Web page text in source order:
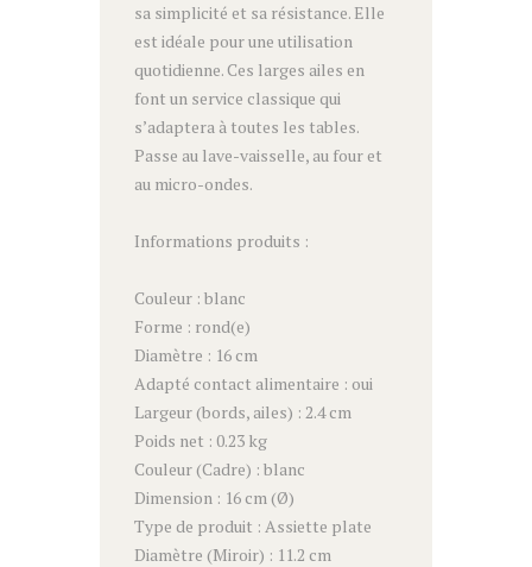
sa simplicité et sa résistance. Elle
est idéale pour une utilisation
quotidienne. Ces larges ailes en
font un service classique qui
s’adaptera à toutes les tables.
Passe au lave-vaisselle, au four et
au micro-ondes.
Informations produits :
Couleur : blanc
Forme : rond(e)
Diamètre : 16 cm
Adapté contact alimentaire : oui
Largeur (bords, ailes) : 2.4 cm
Poids net : 0.23 kg
Couleur (Cadre) : blanc
Dimension : 16 cm (Ø)
Type de produit : Assiette plate
Diamètre (Miroir) : 11.2 cm